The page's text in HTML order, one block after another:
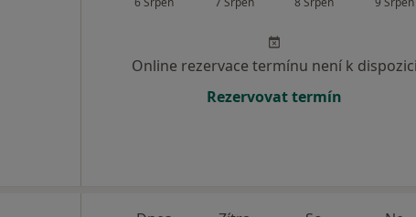
Online rezervace termínu není k dispozici
Rezervovat termín